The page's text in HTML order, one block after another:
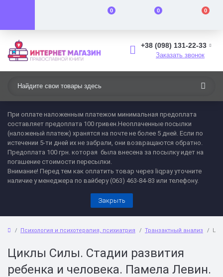
0 0 0
+38 (098) 131-22-33
Заказать звонок
При оплате наложенным платежом минимальная предоплата
составляет предоплата 100 гривен.Неоплаченные посылки
(наложеный платеж) хранятся на почте не более 5 дней. Если по
истечении 5-ти дней их не забрали, они возвращаются обратно.
Предоплата 100 грн. которая была внесена за посылку идет на
погашение стоимости пересылки.
Внимание! Перед тем как оплатить товар через liqpay уточните
наличие у менеджера по вайберу (063) 463-84-83 или телефону.
Закрыть
Психология и психотерапия, психиатрия Транзактный анализ
Циклы Силы. Стадии развития
ребенка и человека. Памела Левин.